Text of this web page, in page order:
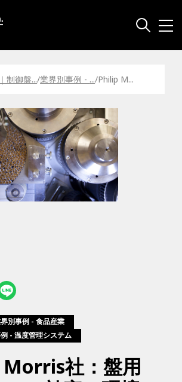
制御盤.../業界別事例 ‐ .../Philip M...
別事例 ‐ 食品産業
‐ 温度管理システム
社：盤用